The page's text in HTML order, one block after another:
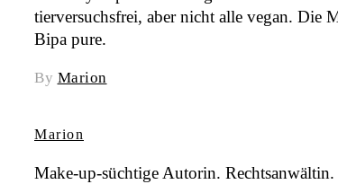
tierversuchsfrei, aber nicht alle vegan. Die
Bipa pure.
By Marion
Marion
Make-up-süchtige Autorin.